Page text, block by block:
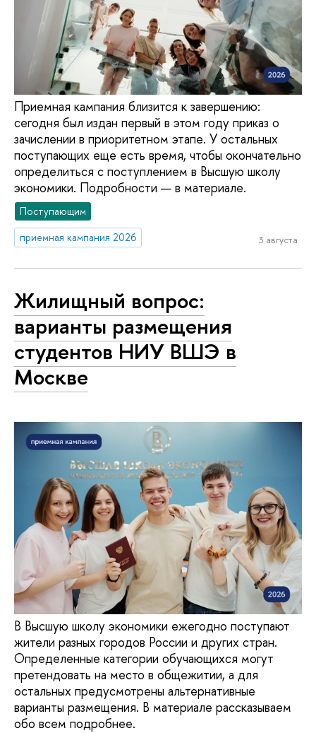
Приемная кампания близится к завершению:
сегодня был издан первый в этом году приказ о
зачислении в приоритетном этапе. У остальных
поступающих еще есть время, чтобы окончательно
определиться с поступлением в Высшую школу
экономики. Подробности — в материале.
Поступающим
приемная кампания 2026
3 августа
Жилищный вопрос:
варианты размещения
студентов НИУ ВШЭ в
Москве
В Высшую школу экономики ежегодно поступают
жители разных городов России и других стран.
Определенные категории обучающихся могут
претендовать на место в общежитии, а для
остальных предусмотрены альтернативные
варианты размещения. В материале рассказываем
обо всем подробнее.